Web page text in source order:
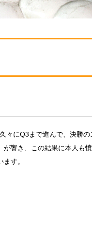
々にQ3まで進んで、決勝の
響き、この結果に本人も
す。